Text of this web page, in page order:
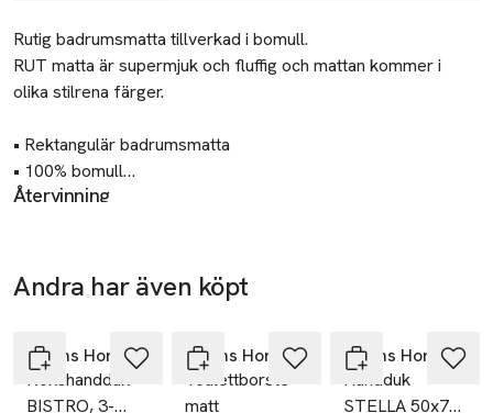
Beskrivning
Rutig badrumsmatta tillverkad i bomull.
RUT matta är supermjuk och fluffig och mattan kommer i
olika stilrena färger.
• Rektangulär badrumsmatta
• 100% bomull
• Mjuk och fluffig
Längd: 80 cm
Bredd: 50 cm
Återvinning
Tillverkare
Dalagatan 100
113 43 Stockholm
Sweden
Andra har även köpt
Åhléns Home
Kökshandduk
BISTRO, 3-
Åhléns Home
Toalettborste
matt
Åhléns Home
Handduk
STELLA 50x70